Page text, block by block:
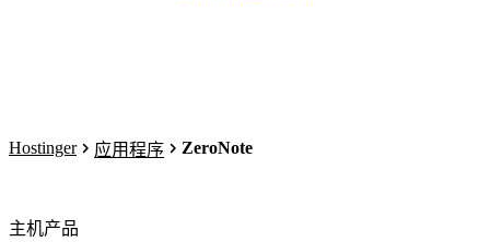
Hostinger 应用程序 ZeroNote
主机产品